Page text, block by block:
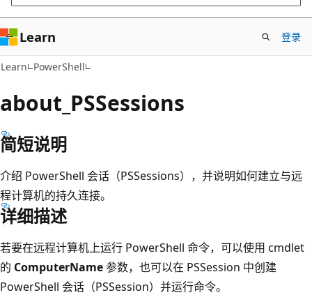
Learn 登录
Learn PowerShell
about_PSSessions
简短说明
介绍 PowerShell 会话（PSSessions），并说明如何建立与远
程计算机的持久连接。
详细描述
若要在远程计算机上运行 PowerShell 命令，可以使用 cmdlet
的 ComputerName参数，也可以在 PSSession 中创建
PowerShell 会话（PSSession）并运行命令。